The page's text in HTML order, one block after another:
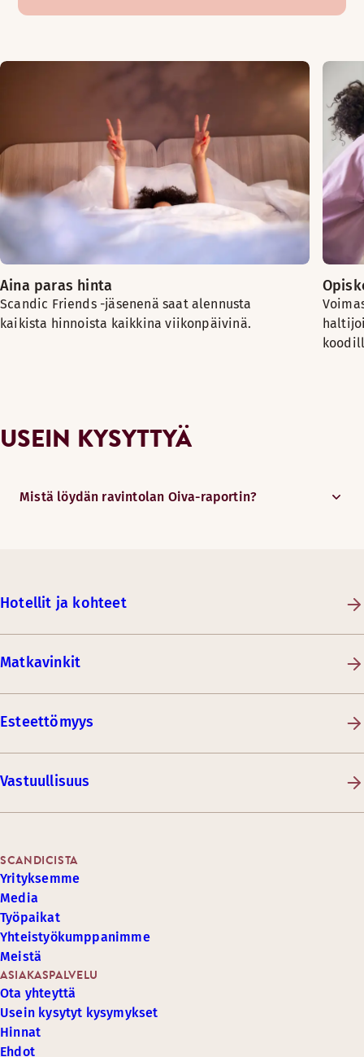
Aina paras hinta
Scandic Friends -jäsenenä saat alennusta
kaikista hinnoista kaikkina viikonpäivinä.
USEIN KYSYTTYÄ
Mistä löydän ravintolan Oiva-raportin?
Hotellit ja kohteet
Matkavinkit
Esteettömyys
Vastuullisuus
ASIAKASPALVELU
Ota yhteyttä
Usein kysytyt kysymykset
Hinnat
Ehdot
SCANDICISTA
Yrityksemme
Media
Työpaikat
Yhteistyökumppanimme
Meistä